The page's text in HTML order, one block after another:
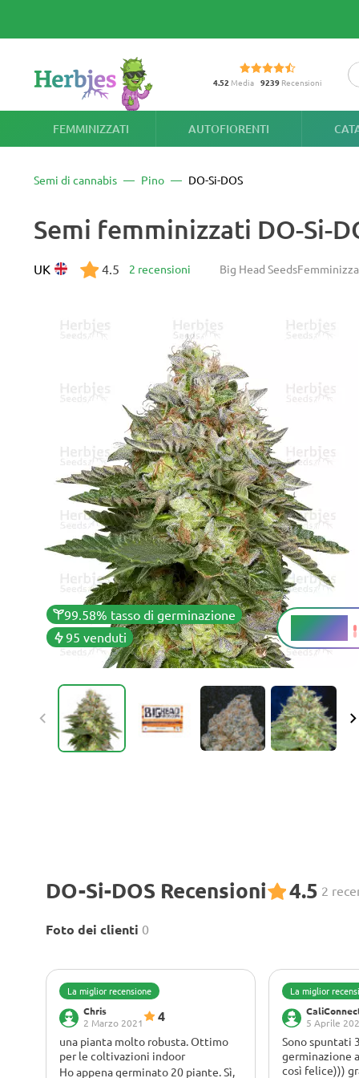
4.52 Media 9239 Recensioni
FEMMINIZZATI AUTOFIORENTI
Semi di cannabis Pino DO-Si-DOS
99.58% tasso di germinazione
95 venduti
20 - 30%
THC
Semi femminizzati DO-Si-
Big Head Seeds
UK 4.5 2 recensioni
DO-Si-DOS Recensioni 4.5 2
Foto dei clienti 0
La miglior recensione
Chris
2 Marzo 2021
4
una pianta molto robusta. Ottimo
per le coltivazioni indoor
Ho appena germinato 20 piante. Sì,
La miglior
5 Aprile
Sono spuntati
germinazione
così felice)))